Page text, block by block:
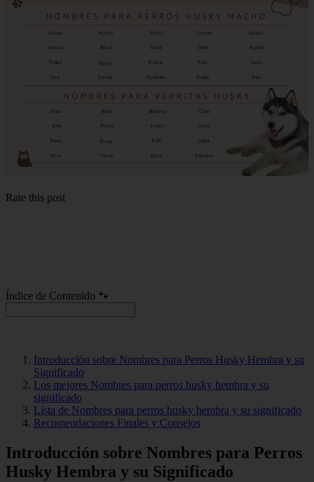
Rate this post
Índice de Contenido 🐾
Introducción sobre Nombres para Perros Husky Hembra y su
Significado
Los mejores Nombres para perros husky hembra y su
significado
Lista de Nombres para perros husky hembra y su significado
Recomendaciones Finales y Consejos
Introducción sobre Nombres para Perros
Husky Hembra y su Significado